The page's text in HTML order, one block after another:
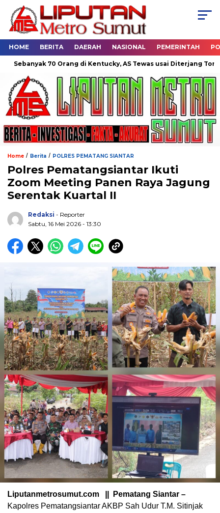
HOME BERITA DAERAH NASIONAL PEMERINTAH
70 Orang di Kentucky, AS Tewas usai Diterjang Tornado
Home / Berita / POLRES PEMATANG SIANTAR
Polres Pematangsiantar Ikuti
Zoom Meeting Panen Raya Jagung
Serentak Kuartal II
Redaksi - Reporter
Sabtu, 16 Mei 2026 - 13:30
Liputanmetrosumut.com || Pematang Siantar –
Kapolres Pematangsiantar AKBP Sah Udur T.M. Sitinjak